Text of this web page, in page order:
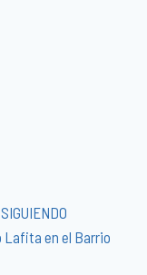
Lafita en el Barrio